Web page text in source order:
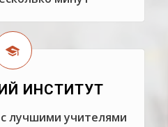
ИНСТИТУТ
лучшими учителями